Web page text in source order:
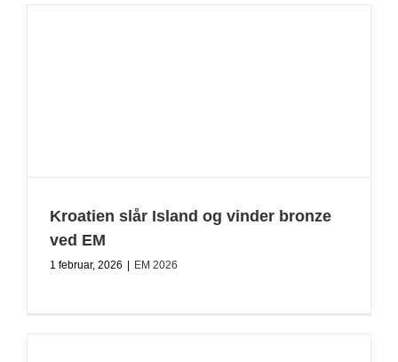
Kroatien slår Island og vinder bronze
ved EM
1 februar, 2026 EM 2026